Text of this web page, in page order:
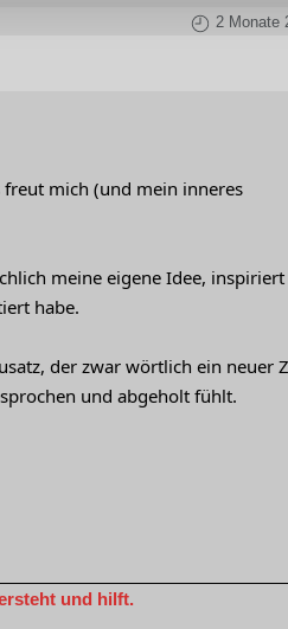
2 Monate
mich (und mein inneres
meine eigene Idee,
habe.
der zwar wörtlich ein neuer
und abgeholt fühlt.
und hilft.